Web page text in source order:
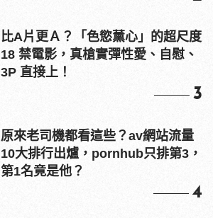
比A片更Ａ？「色慾薰心」的超尺度
18 禁電影，真槍實彈性愛、自慰、
3P 直接上！
3
原來老司機都看這些？av網站流量
10大排行出爐，pornhub只排第3，
第1名竟是他？
4